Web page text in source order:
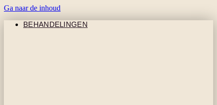
Ga naar de inhoud
BEHANDELINGEN